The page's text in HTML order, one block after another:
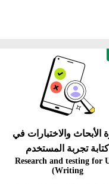
الأبحاث والاختبارات في
كتابة تجربة المستخدم
(Research and testing for
Writing)